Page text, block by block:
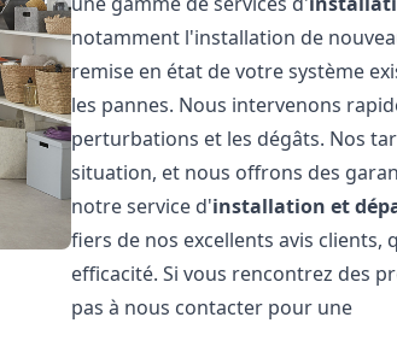
notamment l'installation de
remise en état de votre système
les pannes. Nous intervenons
perturbations et les dégâts. Nos
situation, et nous offrons des
notre service d'installation et
fiers de nos excellents avis
efficacité. Si vous rencontrez des
pas à nous contacter pour une